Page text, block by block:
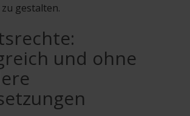
gestalten.
und ohne